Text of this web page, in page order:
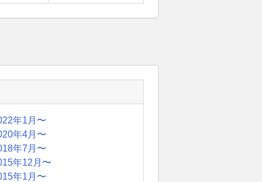
年1月〜
年4月〜
年7月〜
年12月〜
年1月〜